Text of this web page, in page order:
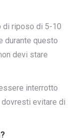
di riposo di 5-10
durante questo
devi stare
interrotto
dovresti evitare di